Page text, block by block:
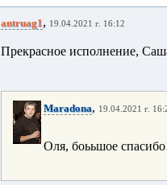
antruag1, 19.04.2021 г. 16:12
Прекрасное исполнение,
Maradona, 19.04.2021 г.
Оля, боььшое